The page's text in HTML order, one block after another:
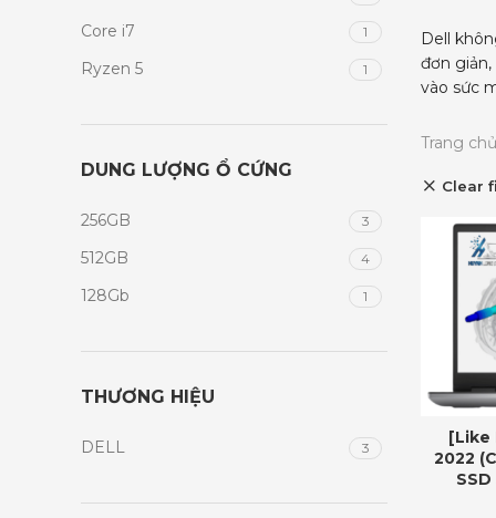
Core i7 1
Ryzen 5 1
DUNG LƯỢNG Ổ CỨNG
256GB 3
512GB 4
128Gb 1
THƯƠNG HIỆU
DELL 3
Dell
đơn
vào sức
Trang chủ
Clear
[Like
2022
SSD